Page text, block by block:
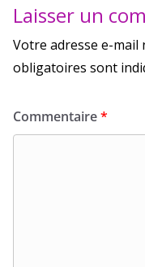
Laisser un
Votre adresse e-mail
obligatoires sont
Commentaire*